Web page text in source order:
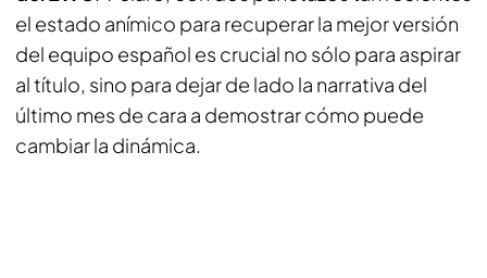
el estado anímico para recuperar la mejor versión
del equipo español es crucial no sólo para aspirar
al título, sino para dejar de lado la narrativa del
último mes de cara a demostrar cómo puede
cambiar la dinámica.